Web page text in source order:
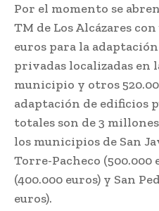
Por el momento se
TM de Los Alcázares
euros para la
privadas localizadas en
municipio y otros
adaptación de edificios
totales son de 3
los municipios de San
Torre-Pacheco (500.000
(400.000 euros) y San
euros).